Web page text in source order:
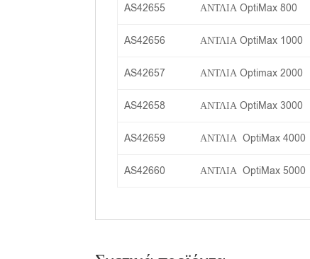
AS42655 ΑΝΤΛΙΑ OptiMax 800
AS42656 ΑΝΤΛΙΑ OptiMax 1000
AS42657 ΑΝΤΛΙΑ Optimax 2000
AS42658 ΑΝΤΛΙΑ OptiMax 3000
AS42659 ΑΝΤΛΙΑ OptiMax 4000
AS42660 ΑΝΤΛΙΑ OptiMax 5000